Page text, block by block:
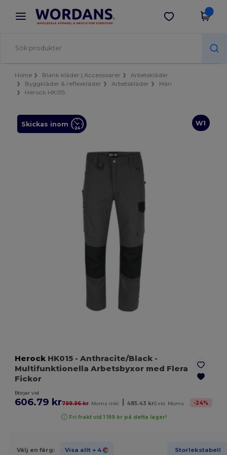
× Wordans-app
Bättre priser i appen!
Hämta app
Home Blank kläder | Accessoarer
Arbetskläder
Byggkläder & reflexkläder
Arbetskläder
Män
Herock HK015
W1
Skickas inom
Herock HK015 - Anthracite/Black -
Multifunktionella Arbetsbyxor med Flera
Fickor
Börjar vid
606.79 kr799.96 kr Moms inkl. 485.43 krExkl. Moms -24%
Fri frakt vid 1 199 kr på detta lager!
Välj en färg: Visa allt + 4 Storlekstabell